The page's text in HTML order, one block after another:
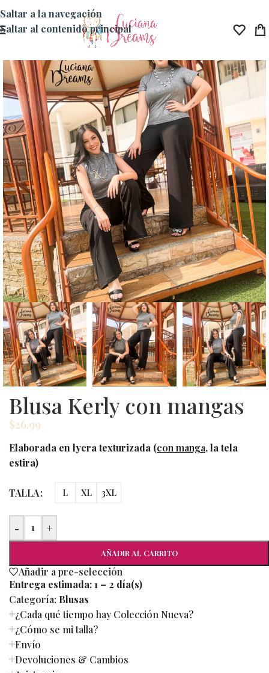
Saltar a la navegación
Saltar al contenido principal
Blusa Kerly con mangas
$26.99
Elaborada en lycra texturizada (con manga, la tela
estira)
TALLA L XL 3XL
- +
AÑADIR AL CARRITO
Añadir a pre-selección
Entrega estimada:1 – 2 día(s)
Categoría: Blusas
¿Cada qué tiempo hay Colección Nueva?
¿Cómo se mi talla?
Envío
Devoluciones & Cambios